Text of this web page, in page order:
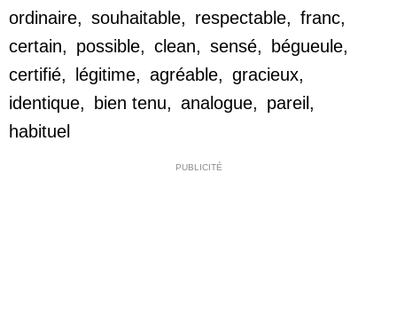
ordinaire, souhaitable, respectable, franc,
certain, possible, clean, sensé, bégueule,
certifié, légitime, agréable, gracieux,
identique, bien tenu, analogue, pareil,
habituel
PUBLICITÉ